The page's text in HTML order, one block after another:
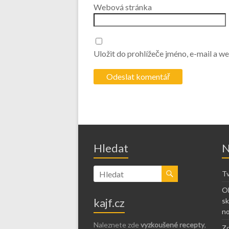
Webová stránka
Uložit do prohlížeče jméno, e-mail a
Hledat
kajf.cz
Naleznete zde vyzkoušené recepty,